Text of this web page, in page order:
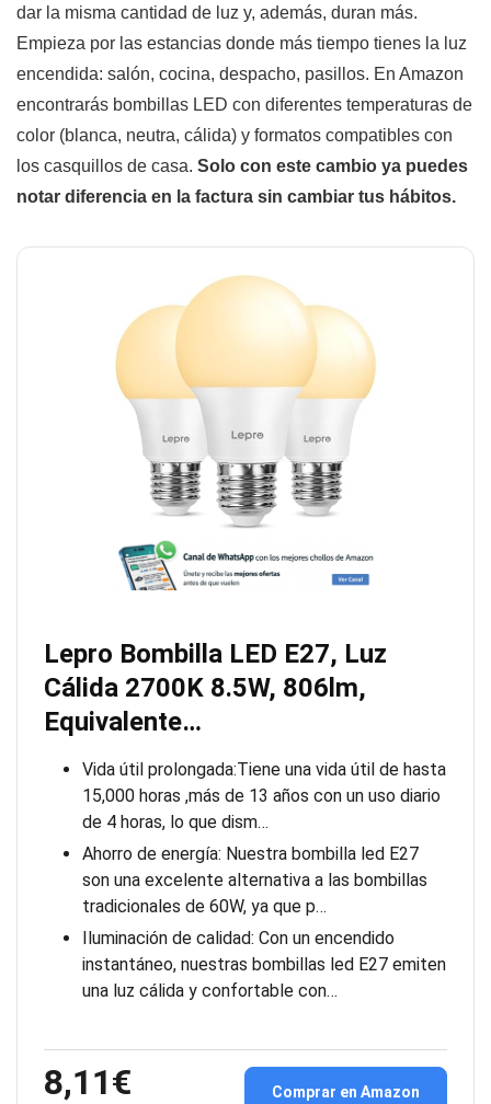
dar la misma cantidad de luz y, además, duran más.
Empieza por las estancias donde más tiempo tienes la luz
encendida: salón, cocina, despacho, pasillos. En Amazon
encontrarás bombillas LED con diferentes temperaturas de
color (blanca, neutra, cálida) y formatos compatibles con
los casquillos de casa. Solo con este cambio ya puedes
notar diferencia en la factura sin cambiar tus hábitos.
Lepro Bombilla LED E27, Luz
Cálida 2700K 8.5W, 806lm,
Equivalente…
Vida útil prolongada:Tiene una vida útil de hasta
15,000 horas ,más de 13 años con un uso diario
de 4 horas, lo que dism…
Ahorro de energía: Nuestra bombilla led E27
son una excelente alternativa a las bombillas
tradicionales de 60W, ya que p…
Iluminación de calidad: Con un encendido
instantáneo, nuestras bombillas led E27 emiten
una luz cálida y confortable con…
8,11€ Comprar en Amazon